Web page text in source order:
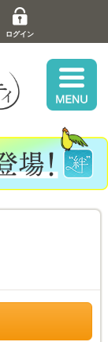
ログイン